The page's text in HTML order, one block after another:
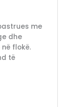
me
dhe
flokë.
të